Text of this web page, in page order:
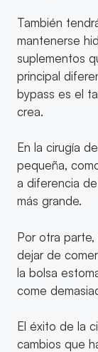
También
mantenerse
suplementos
principal
bypass es el
crea.
En la cirugía
pequeña,
a diferencia
más grande.
Por otra
dejar de
la bolsa
come
El éxito de la
cambios que